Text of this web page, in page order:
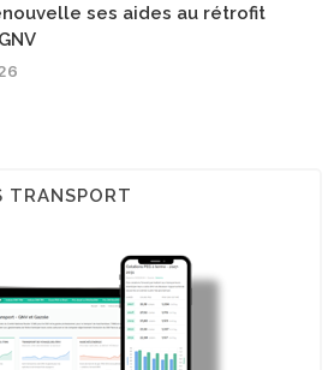
ses aides au rétrofit
TRANSPORT